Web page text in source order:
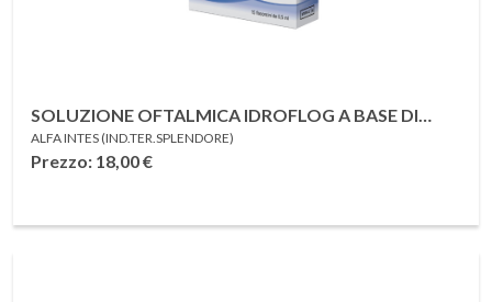
SOLUZIONE OFTALMICA IDROFLOG A BASE DI
IALURONATO DI SODIO E IDROCORTISONE SODIO
FOSFATO 15 FLACONCINI DA 0,5 ML
ALFA INTES (IND.TER.SPLENDORE)
Prezzo: 18,00€